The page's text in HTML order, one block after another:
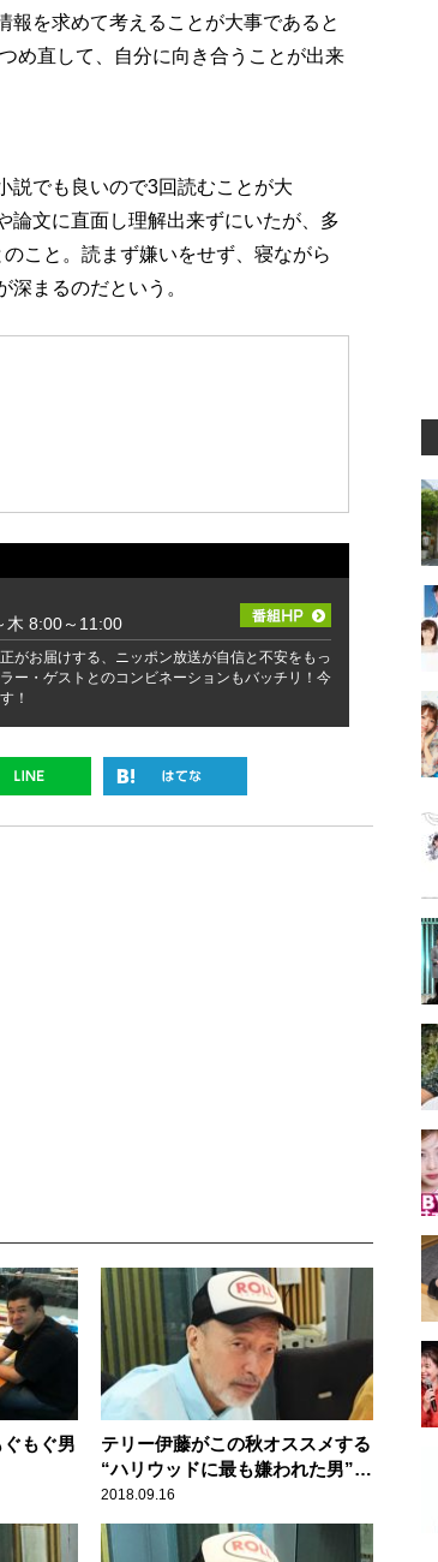
報を求めて考えることが大事であると
め直して、自分に向き合うことが出来
説でも良いので3回読むことが大
論文に直面し理解出来ずにいたが、多
こと。読まず嫌いをせず、寝ながら
まるのだという。
木 8:00～11:00
がお届けする、ニッポン放送が自信と不安をもっ
ー・ゲストとのコンビネーションもバッチリ！今
！
もぐ男
テリー伊藤がこの秋オススメする
“ハリウッドに最も嫌われた男”の
映画
2018.09.16